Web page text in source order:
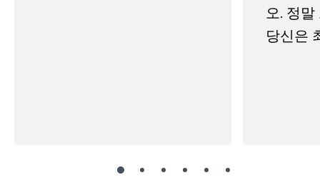
오. 정
당신은